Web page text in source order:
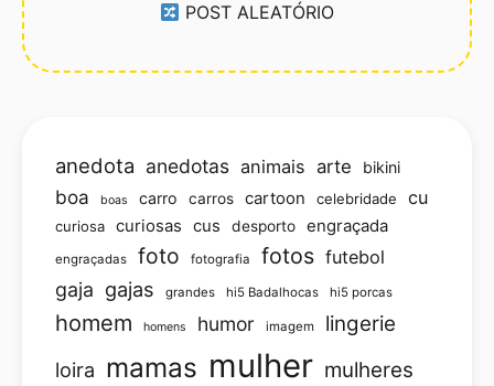
POST ALEATÓRIO
anedota anedotas animais arte bikini
boa boas carro carros cartoon celebridade cu
curiosa curiosas cus desporto engraçada
engraçadas foto fotografia fotos futebol
gaja gajas grandes hi5 Badalhocas hi5 porcas
homem homens humor imagem lingerie
loira mamas mulher mulheres